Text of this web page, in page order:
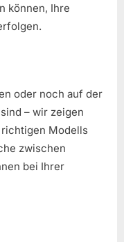
können, Ihre
oder noch auf der
– wir zeigen
Modells
zwischen
bei Ihrer